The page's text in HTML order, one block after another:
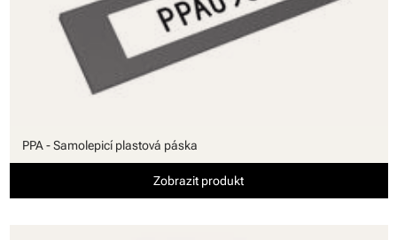
PPA - Samolepicí plastová páska
Zobrazit produkt